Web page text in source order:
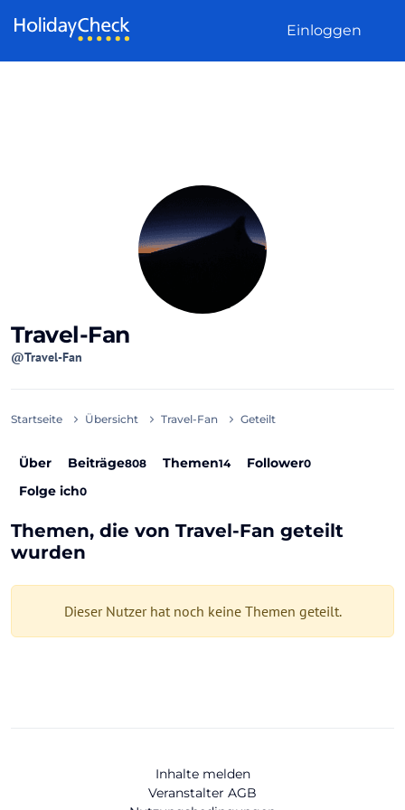
Einloggen
Travel-Fan
@Travel-Fan
Startseite Übersicht Travel-Fan Geteilt
Über Beiträge808 Themen14 Follower0
Folge ich0
Themen, die von Travel-Fan geteilt
wurden
Dieser Nutzer hat noch keine Themen geteilt.
Inhalte melden
Veranstalter AGB